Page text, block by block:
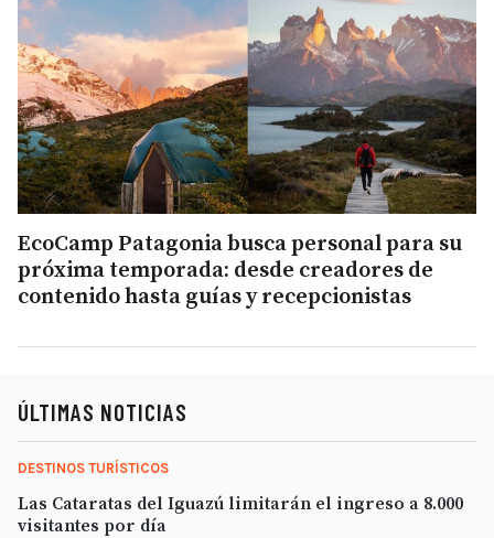
EcoCamp Patagonia busca personal para su
próxima temporada: desde creadores de
contenido hasta guías y recepcionistas
ÚLTIMAS NOTICIAS
DESTINOS TURÍSTICOS
Las Cataratas del Iguazú limitarán el ingreso a 8.000
visitantes por día